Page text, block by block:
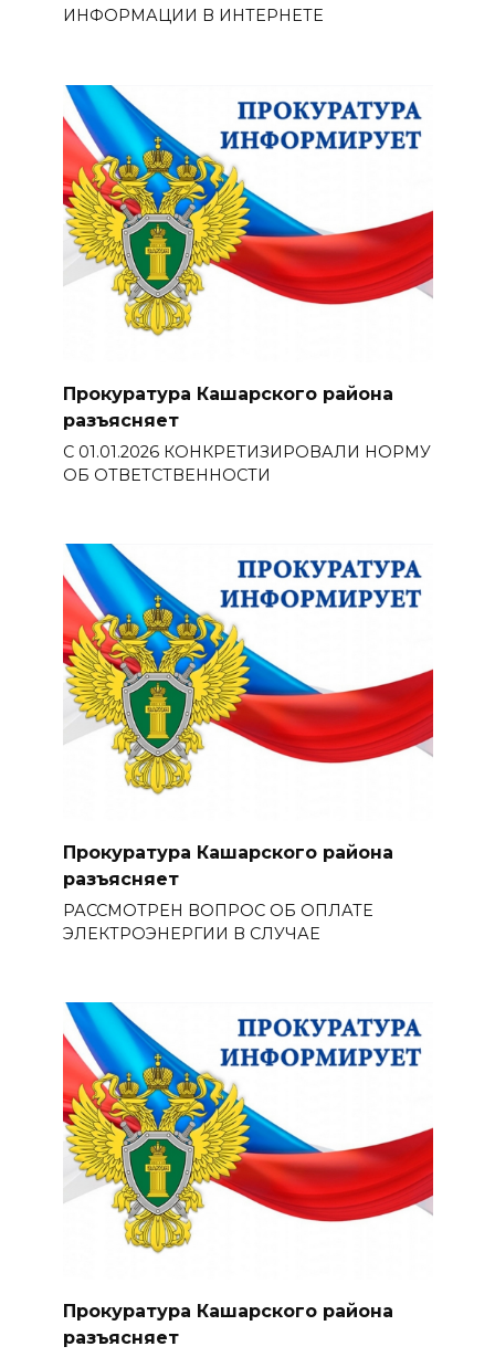
ИНФОРМАЦИИ В ИНТЕРНЕТЕ
Прокуратура Кашарского района
разъясняет
С 01.01.2026 КОНКРЕТИЗИРОВАЛИ НОРМУ
ОБ ОТВЕТСТВЕННОСТИ
Прокуратура Кашарского района
разъясняет
РАССМОТРЕН ВОПРОС ОБ ОПЛАТЕ
ЭЛЕКТРОЭНЕРГИИ В СЛУЧАЕ
Прокуратура Кашарского района
разъясняет